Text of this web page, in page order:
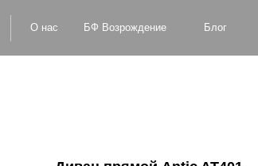
Оплата и доставка
БФ Возрождение Блог